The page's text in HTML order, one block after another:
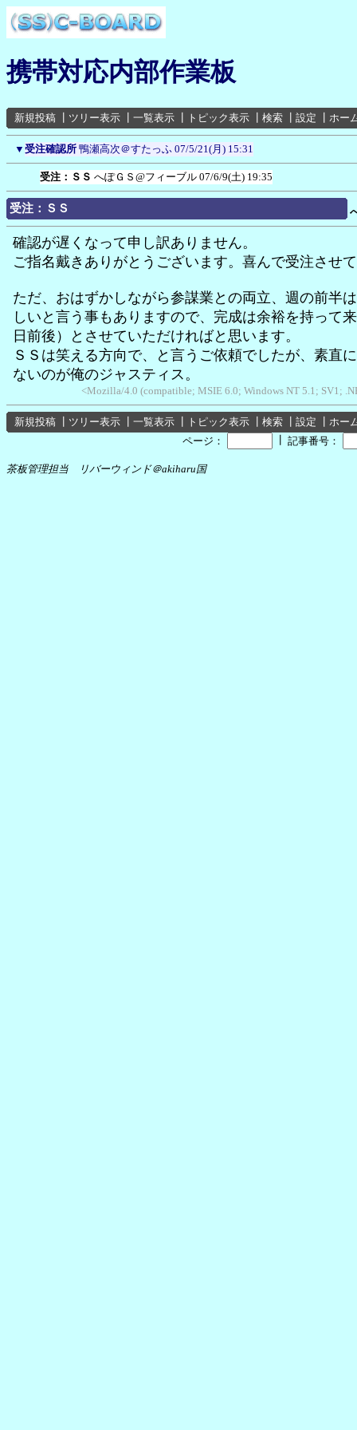
携帯対応内部作業板
新規投稿 ツリー表示 一覧表示 トピック表示 検索 設定 ホー
▼ 受注確認所 鴨瀬高次＠すたっふ 07/5/21(月) 15:31
受注：ＳＳ へぽＧＳ@フィーブル 07/6/9(土) 19:35
受注：ＳＳ
確認が遅くなって申し訳ありません。
ご指名戴きありがとうございます。喜んで受注させ
ただ、おはずかしながら参謀業との両立、週の前半
しいと言う事もありますので、完成は余裕を持って
日前後）とさせていただければと思います。
ＳＳは笑える方向で、と言うご依頼でしたが、素直
ないのが俺のジャスティス。
<Mozilla/4.0 (compatible; MSIE 6.0; Windows NT 5.1; SV1;
新規投稿 ツリー表示 一覧表示 トピック表示 検索 設定
ホー
ページ：
記事番号：
茶板管理担当 リバーウィンド＠akiharu国